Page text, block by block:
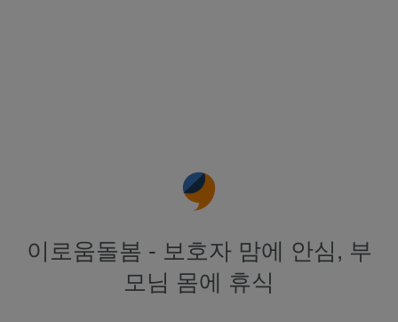
이로움돌봄 - 보호자 맘에 안심, 부
모님 몸에 휴식